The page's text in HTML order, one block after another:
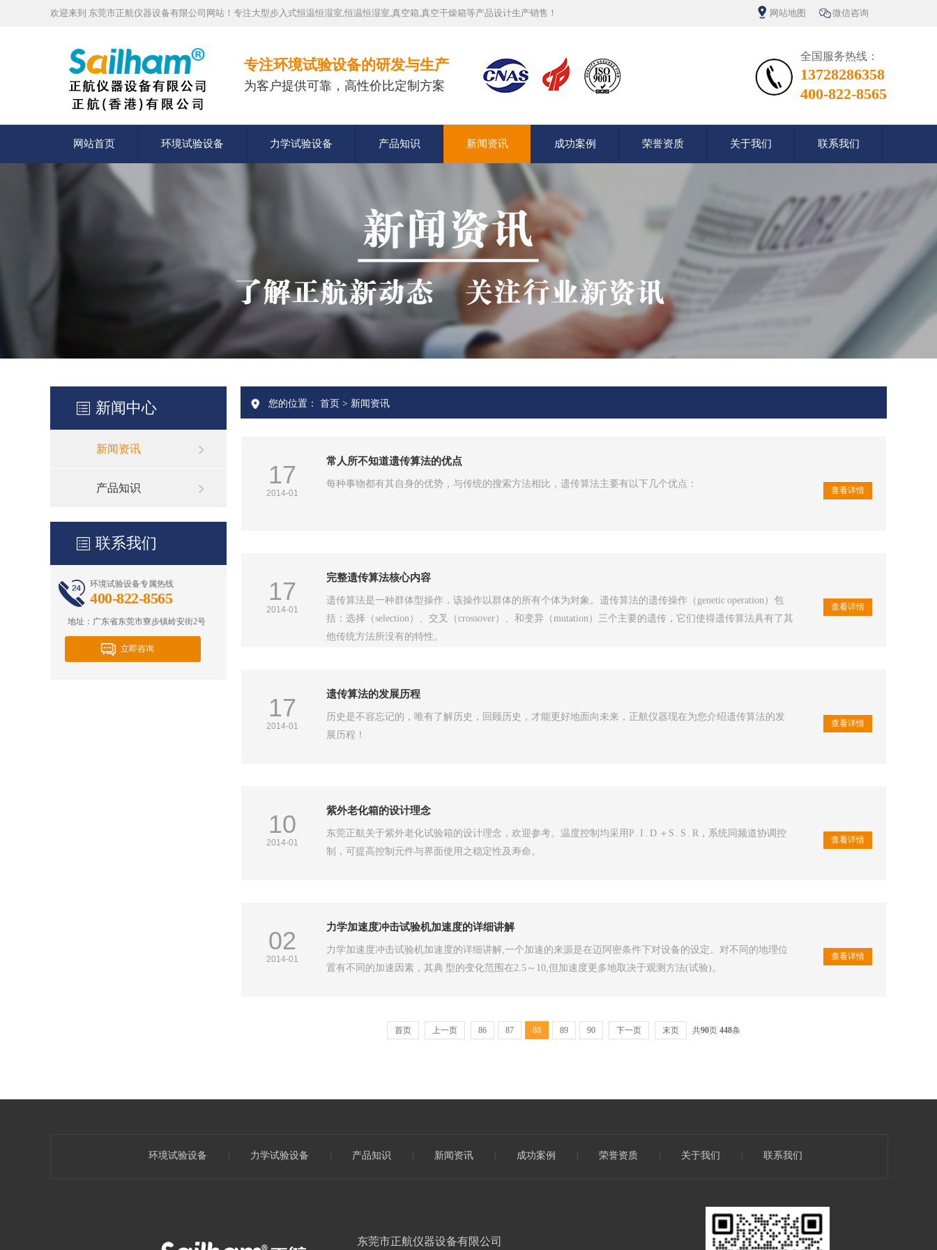
欢迎来到 东莞市正航仪器设备有限公司网站！专注大型步入式恒温恒湿室,恒温恒湿室,真空箱,真空干燥箱等产品设计生产销售！ 网站地图 微信咨询
专注环境试验设备的研发与生产
为客户提供可靠，高性价比定制方案
全国服务热线：
13728286358
400-822-8565
网站首页 环境试验设备 力学试验设备 产品知识 新闻资讯 成功案例 荣誉资质 关于我们 联系我们
新闻中心
新闻资讯
产品知识
联系我们
环境试验设备专属热线
400-822-8565
地址：广东省东莞市寮步镇岭安街2号
立即咨询
您的位置： 首页 > 新闻资讯
查看详情
17
2014-01
常人所不知道遗传算法的优点
每种事物都有其自身的优势，与传统的搜索方法相比，遗传算法主要有以下几个优点：
查看详情
17
2014-01
完整遗传算法核心内容
遗传算法是一种群体型操作，该操作以群体的所有个体为对象。遗传算法的遗传操作（genetic operation）包
括：选择（selection）、交叉（crossover）、和变异（mutation）三个主要的遗传，它们使得遗传算法具有了其
他传统方法所没有的特性。
查看详情
17
2014-01
遗传算法的发展历程
历史是不容忘记的，唯有了解历史，回顾历史，才能更好地面向未来，正航仪器现在为您介绍遗传算法的发
展历程！
查看详情
10
2014-01
紫外老化箱的设计理念
东莞正航关于紫外老化试验箱的设计理念，欢迎参考。温度控制均采用P . I . D ＋S . S . R，系统同频道协调控
制，可提高控制元件与界面使用之稳定性及寿命。
查看详情
02
2014-01
力学加速度冲击试验机加速度的详细讲解
力学加速度冲击试验机加速度的详细讲解,一个加速的来源是在迈阿密条件下对设备的设定。对不同的地理位
置有不同的加速因素，其典 型的变化范围在2.5～10,但加速度更多地取决于观测方法(试验)。
首页 上一页 86 87 88 89 90 下一页 末页 共90页 448条
环境试验设备 力学试验设备 产品知识 新闻资讯 成功案例 荣誉资质 关于我们 联系我们
东莞市正航仪器设备有限公司